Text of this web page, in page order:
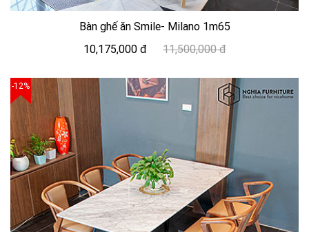
Bàn ghế ăn Smile- Milano 1m65
10,175,000 đ
11,500,000 đ
-12%